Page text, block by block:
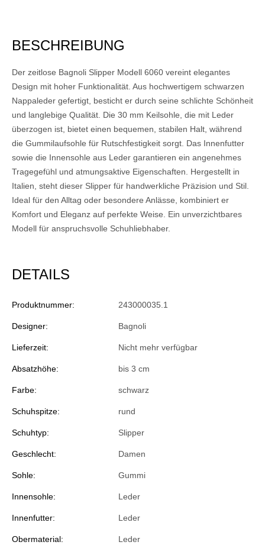
BESCHREIBUNG
Der zeitlose Bagnoli Slipper Modell 6060 vereint elegantes
Design mit hoher Funktionalität. Aus hochwertigem schwarzen
Nappaleder gefertigt, besticht er durch seine schlichte Schönheit
und langlebige Qualität. Die 30 mm Keilsohle, die mit Leder
überzogen ist, bietet einen bequemen, stabilen Halt, während
die Gummilaufsohle für Rutschfestigkeit sorgt. Das Innenfutter
sowie die Innensohle aus Leder garantieren ein angenehmes
Tragegefühl und atmungsaktive Eigenschaften. Hergestellt in
Italien, steht dieser Slipper für handwerkliche Präzision und Stil.
Ideal für den Alltag oder besondere Anlässe, kombiniert er
Komfort und Eleganz auf perfekte Weise. Ein unverzichtbares
Modell für anspruchsvolle Schuhliebhaber.
DETAILS
Produktnummer: 243000035.1
Designer: Bagnoli
Lieferzeit: Nicht mehr verfügbar
Absatzhöhe: bis 3 cm
Farbe: schwarz
Schuhspitze: rund
Schuhtyp: Slipper
Geschlecht: Damen
Sohle: Gummi
Innensohle: Leder
Innenfutter: Leder
Obermaterial: Leder